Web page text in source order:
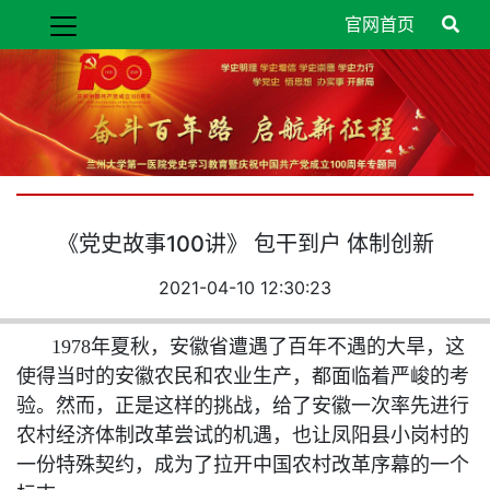
官网首页
《党史故事100讲》 包干到户 体制创新
2021-04-10 12:30:23
1978年夏秋，安徽省遭遇了百年不遇的大旱，这
使得当时的安徽农民和农业生产，都面临着严峻的考
验。然而，正是这样的挑战，给了安徽一次率先进行
农村经济体制改革尝试的机遇，也让凤阳县小岗村的
一份特殊契约，成为了拉开中国农村改革序幕的一个